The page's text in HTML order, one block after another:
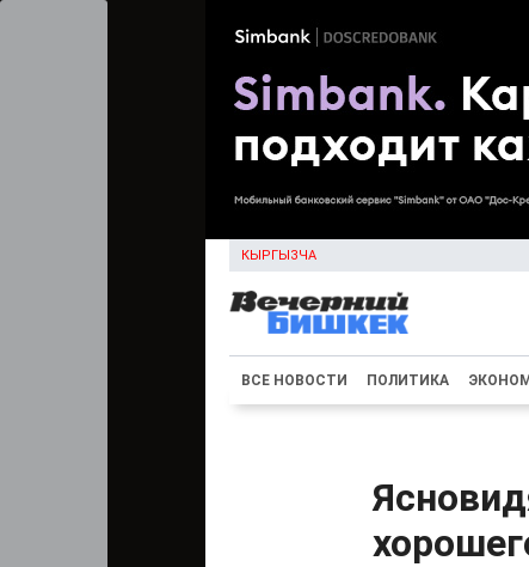
КЫРГЫЗЧА
ВСЕ НОВОСТИ ПОЛИТИКА